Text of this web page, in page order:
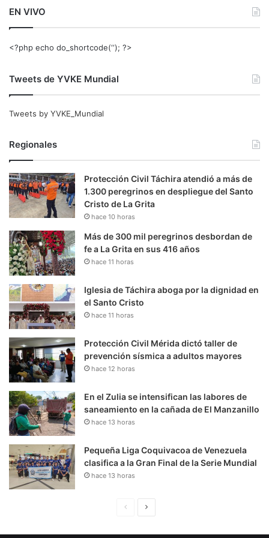
EN VIVO
<?php echo do_shortcode(‘‘); ?>
Tweets de YVKE Mundial
Tweets by YVKE_Mundial
Regionales
Protección Civil Táchira atendió a más de
1.300 peregrinos en despliegue del Santo
Cristo de La Grita
hace 10 horas
Más de 300 mil peregrinos desbordan de
fe a La Grita en sus 416 años
hace 11 horas
Iglesia de Táchira aboga por la dignidad en
el Santo Cristo
hace 11 horas
Protección Civil Mérida dictó taller de
prevención sísmica a adultos mayores
hace 12 horas
En el Zulia se intensifican las labores de
saneamiento en la cañada de El Manzanillo
hace 13 horas
Pequeña Liga Coquivacoa de Venezuela
clasifica a la Gran Final de la Serie Mundial
hace 13 horas